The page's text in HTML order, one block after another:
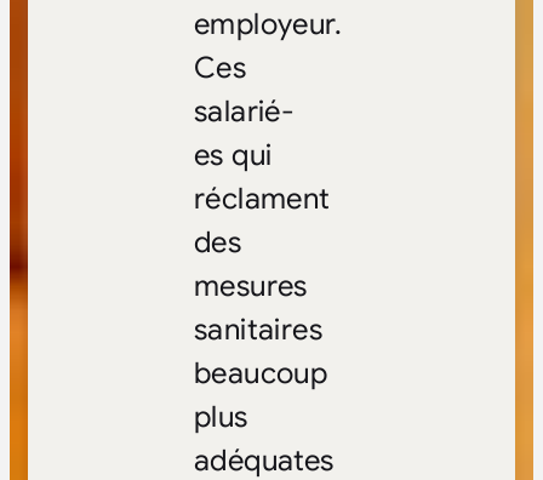
employeur.
Ces
salarié-
es qui
réclament
des
mesures
sanitaires
beaucoup
plus
adéquates